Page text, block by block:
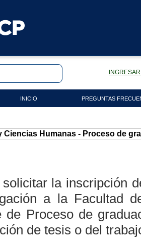
INICIO PREGUNTAS
Ciencias Humanas - Proceso de
solicitar la inscripción
a la Facultad
de Proceso de
de tesis o del